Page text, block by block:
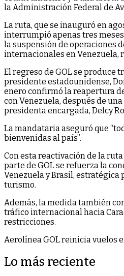
la Administración Federal de
La ruta, que se inauguró en
interrumpió apenas tres
la suspensión de operaciones
internacionales en Venezuela,
El regreso de GOL se produce
presidente estadounidense,
enero confirmó la reapertura
con Venezuela, después de
presidenta encargada, Delcy
La mandataria aseguró que
bienvenidas al país”.
Con esta reactivación de la
parte de GOL se refuerza la
Venezuela y Brasil, estratégica
turismo.
Además, la medida también
tráfico internacional hacia
restricciones.
Aerolínea GOL reinicia vuelos
Lo más reciente